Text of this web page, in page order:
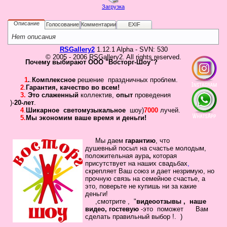
Загрузка
Описание Голосование Комментарии EXIF
Нет описания
RSGallery21.12.1 Alpha - SVN: 530
© 2005 - 2006 RSGallery2. All rights reserved.
Почему выбирают ООО "Восторг-Шоу"?
1.. Комплексное решение праздничных проблем.
2. Гарантия, качество во всем!
3. Это слаженный коллектив, опыт проведения
)-20-лет.
4. Шикарное светомузыкальное шоу)7000 лучей.
5. Мы экономим ваше время и деньги!
Мы даем гарантию, что
душевный посыл на счастье молодым,
положительная аура, которая
присутствует на наших свадьбах,
скрепляет Ваш союз и дает незримую, но
прочную связь на семейное счастье, а
это, поверьте не купишь ни за какие
деньги!
,смотрите , "видеоотзывы , наше
видео, гостевую -это поможет Вам
сделать правильный выбор !. )